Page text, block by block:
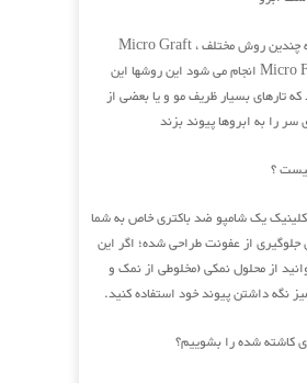
کاشت ابرو به چندین روش مختلف Micro Graft ،
Micro Fut ،Micro Fit انجام می شود این روشها این
تارهای بسیار ظریف مو و یا بعضی از
را به ابروها پیوند بزند
؟
یک شامپو ضد باکتری خاص به شما
از عفونت طراحی شده؛ اگر این
از محلول نمکی (مخلوطی از نمک و
نگه داشتن پیوند خود استفاده کنید.
کاشته شده را بشوییم؟